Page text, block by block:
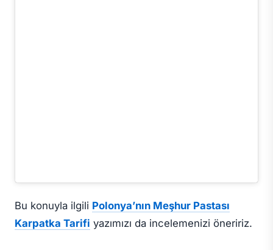
Bu konuyla ilgili Polonya’nın Meşhur Pastası
Karpatka Tarifi yazımızı da incelemenizi öneririz.